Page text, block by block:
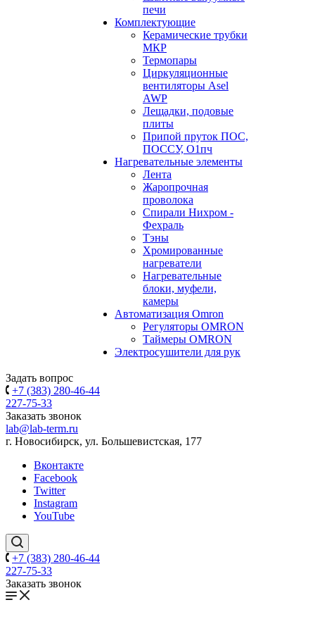
печи
Комплектующие
Керамические трубки
МКР
Термопары
Циркуляционные
вентиляторы Asel
AWP
Лещадки, подовые
плиты
Припой пруток ПОС,
ПОССУ, О1пч
Нагревательные элементы
Лента
Жаропрочная
проволока
Спирали Нихром -
Фехраль
Тэны
Хромированные
нагреватели
Нагревательные
блоки, муфели,
камеры
Автоматизация Omron
Регуляторы OMRON
Таймеры OMRON
Электросушители для рук
Задать вопрос
+7 (383) 280-46-44
227-75-33
Заказать звонок
lab@lab-term.ru
г. Новосибирск, ул. Большевистская, 177
Вконтакте
Facebook
Twitter
Instagram
YouTube
+7 (383) 280-46-44
227-75-33
Заказать звонок